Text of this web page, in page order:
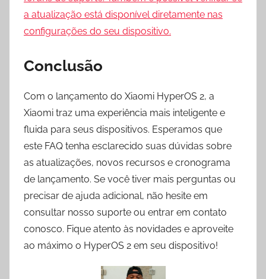
a atualização está disponível diretamente nas
configurações do seu dispositivo.
Conclusão
Com o lançamento do Xiaomi HyperOS 2, a
Xiaomi traz uma experiência mais inteligente e
fluida para seus dispositivos. Esperamos que
este FAQ tenha esclarecido suas dúvidas sobre
as atualizações, novos recursos e cronograma
de lançamento. Se você tiver mais perguntas ou
precisar de ajuda adicional, não hesite em
consultar nosso suporte ou entrar em contato
conosco. Fique atento às novidades e aproveite
ao máximo o HyperOS 2 em seu dispositivo!